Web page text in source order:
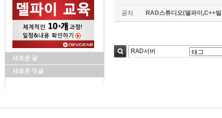
새로운 글
새로운 덧글
공지 RAD스튜디오(델파이,C++